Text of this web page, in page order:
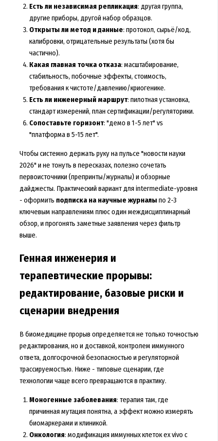
Есть ли независимая репликация: другая группа,
другие приборы, другой набор образцов.
Открыты ли метод и данные: протокол, сырьё/код,
калибровки, отрицательные результаты (хотя бы
частично).
Какая главная точка отказа: масштабирование,
стабильность, побочные эффекты, стоимость,
требования к чистоте/давлению/криогенике.
Есть ли инженерный маршрут: пилотная установка,
стандарт измерений, план сертификации/регуляторики.
Сопоставьте горизонт: "демо в 1-5 лет" vs
"платформа в 5-15 лет".
Чтобы системно держать руку на пульсе "новости науки
2026" и не тонуть в пересказах, полезно сочетать
первоисточники (препринты/журналы) и обзорные
дайджесты. Практический вариант для intermediate-уровня
- оформить подписка на научные журналы по 2-3
ключевым направлениям плюс один междисциплинарный
обзор, и прогонять заметные заявления через фильтр
выше.
Генная инженерия и
терапевтические прорывы:
редактирование, базовые риски и
сценарии внедрения
В биомедицине прорыв определяется не только точностью
редактирования, но и доставкой, контролем иммунного
ответа, долгосрочной безопасностью и регуляторной
трассируемостью. Ниже - типовые сценарии, где
технологии чаще всего превращаются в практику.
Моногенные заболевания: терапия там, где
причинная мутация понятна, а эффект можно измерять
биомаркерами и клиникой.
Онкология: модификация иммунных клеток ex vivo с